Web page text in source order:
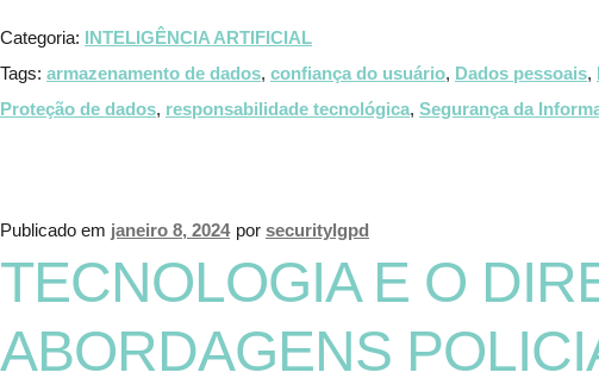
Categoria:
INTELIGÊNCIA ARTIFICIAL
Tags: armazenamento de dados, confiança do usuário, Dados pessoais,
Proteção de dados, responsabilidade tecnológica, Segurança da
Publicado em janeiro 8, 2024 por securitylgpd
TECNOLOGIA E O
ABORDAGENS